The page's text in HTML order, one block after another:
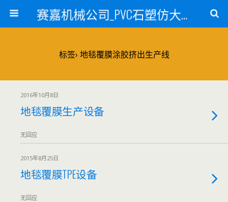
赛嘉机械公司_PVC石塑仿大理石线条生产线_PVC仿大理石板材生产设备_PVC门窗型材生产设备_PVC扣板设备_PVC/WPC发泡板材生产线_PVC波浪瓦生产设备_地毯覆膜TPR TPE设备_TPR鞋边条生产设备_PVC封边条卡条生产设备_PVC造料设备_PVC PE PP管材生产线_混合机
标签› 地毯覆膜涂胶挤出生产线
2016年10月8日
地毯覆膜生产设备
无回应
2015年8月25日
地毯覆膜TPE设备
无回应